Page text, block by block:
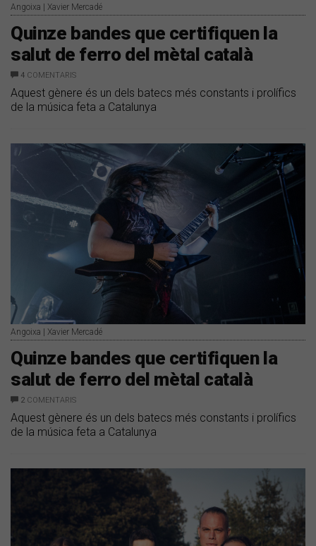
Angoixa | Xavier Mercadé
Quinze bandes que certifiquen la
salut de ferro del mètal català
4 COMENTARIS
Aquest gènere és un dels batecs més constants i prolífics
de la música feta a Catalunya
Angoixa | Xavier Mercadé
Quinze bandes que certifiquen la
salut de ferro del mètal català
2 COMENTARIS
Aquest gènere és un dels batecs més constants i prolífics
de la música feta a Catalunya